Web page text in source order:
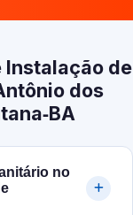
Instalação de
dos
no